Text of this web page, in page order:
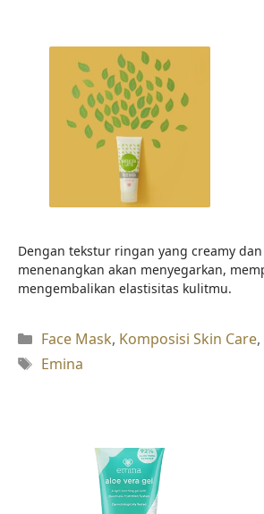
Dengan tekstur ringan yang creamy
menenangkan akan menyegarkan,
mengembalikan elastisitas kulitmu.
Kategori
Face Mask, Komposisi Skin Care,
Tag
Emina